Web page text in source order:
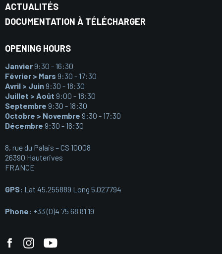
ACTUALITÉS
DOCUMENTATION À TÉLÉCHARGER
OPENING HOURS
Janvier 9:30 - 16:30
Février > Mars 9:30 - 17:30
Avril > Juin 9:30 - 18:30
Juillet > Août 9:00 - 18:30
Septembre 9:30 - 18:30
Octobre > Novembre 9:30 - 17:30
Décembre 9:30 - 16:30
8, rue du Palais – CS 10008
26390 Hauterives
FRANCE
GPS: Lat 45.255889 Long 5.027794
Phone: +33 (0)4 75 68 81 19